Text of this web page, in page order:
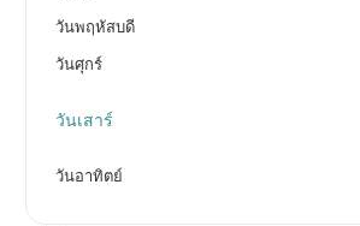
วันพฤหัสบดี
วันศุกร์
วันเสาร์
วันอาทิตย์